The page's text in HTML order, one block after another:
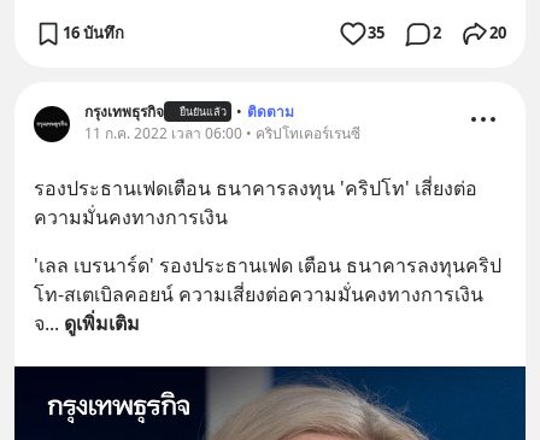
16 บันทึก 35 2 20
กรุงเทพธุรกิจ ยืนยันแล้ว • ติดตาม
11 ก.ค. 2022 เวลา 06:00 • คริปโทเคอร์เรนซี
รองประธานเฟดเตือน ธนาคารลงทุน 'คริปโท' เสี่ยงต่อ
ความมั่นคงทางการเงิน
'เลล เบรนาร์ด' รองประธานเฟด เตือน ธนาคารลงทุนคริป
โท-สเตเบิลคอยน์ ความเสี่ยงต่อความมั่นคงทางการเงิน
จ... ดูเพิ่มเติม